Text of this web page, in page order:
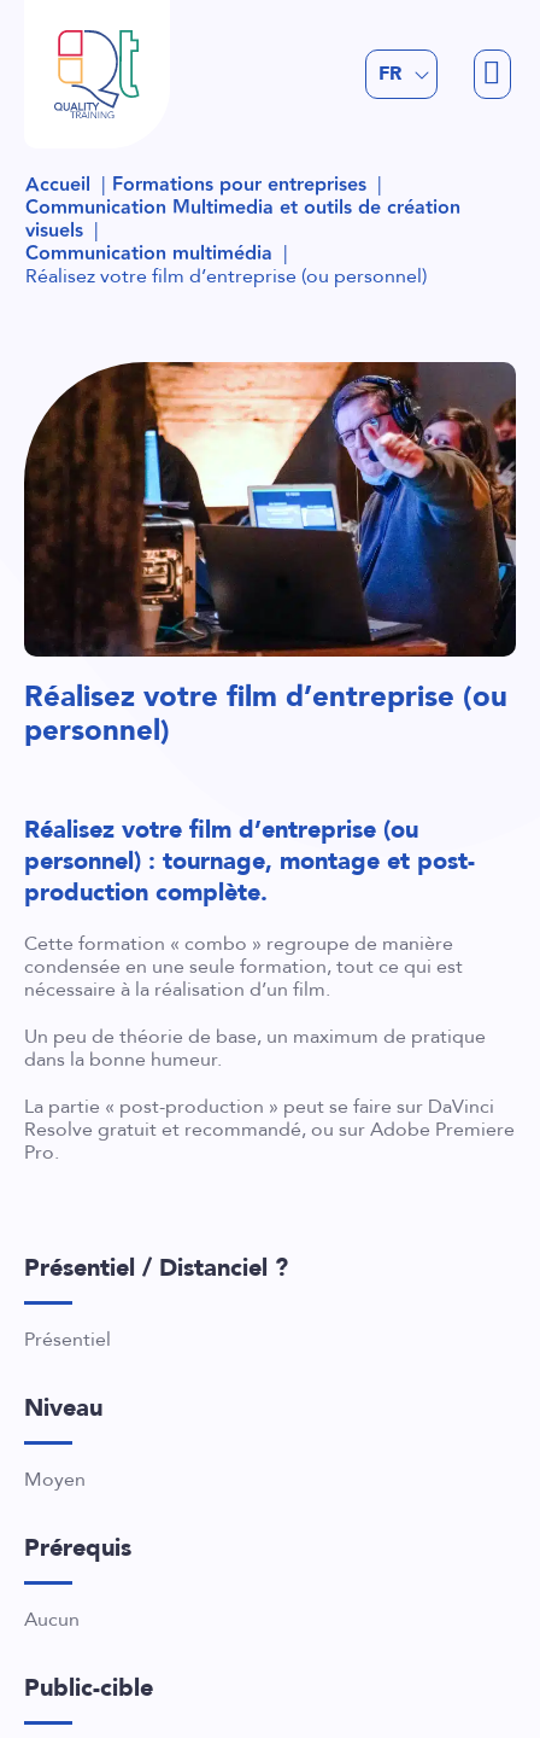
FR
NL
Accueil Formations pour entreprises
Communication Multimedia et outils de création
visuels
Communication multimédia
Réalisez votre film d’entreprise (ou personnel)
Réalisez votre film d’entreprise (ou
personnel)
Réalisez votre film d’entreprise (ou
personnel) : tournage, montage et post-
production complète.
Cette formation « combo » regroupe de manière
condensée en une seule formation, tout ce qui est
nécessaire à la réalisation d’un film.
Un peu de théorie de base, un maximum de pratique
dans la bonne humeur.
La partie « post-production » peut se faire sur DaVinci
Resolve gratuit et recommandé, ou sur Adobe Premiere
Pro.
Présentiel / Distanciel ?
Présentiel
Niveau
Moyen
Prérequis
Aucun
Public-cible